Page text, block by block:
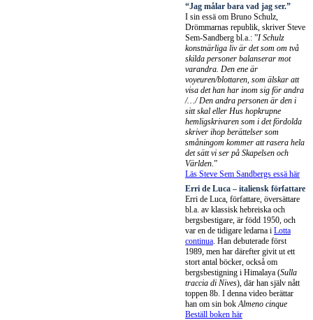
“Jag målar bara vad jag ser.”
I sin essä om Bruno Schulz,
Drömmarnas republik, skriver Steve
Sem-Sandberg bl.a.: ”I Schulz
konstnärliga liv är det som om två
skilda personer balanserar mot
varandra. Den ene är
voyeuren/blottaren, som älskar att
visa det han har inom sig för andra
/…/ Den andra personen är den i
sitt skal eller Hus hopkrupne
hemligskrivaren som i det fördolda
skriver ihop berättelser som
småningom kommer att rasera hela
det sätt vi ser på Skapelsen och
Världen.”
Läs Steve Sem Sandbergs essä här
Erri de Luca – italiensk författare
Erri de Luca, författare, översättare
bl.a. av klassisk hebreiska och
bergsbestigare, är född 1950, och
var en de tidigare ledarna i Lotta
continua. Han debuterade först
1989, men har därefter givit ut ett
stort antal böcker, också om
bergsbestigning i Himalaya (Sulla
traccia di Nives), där han själv nått
toppen 8b. I denna video berättar
han om sin bokAlmeno cinque
Beställ boken här